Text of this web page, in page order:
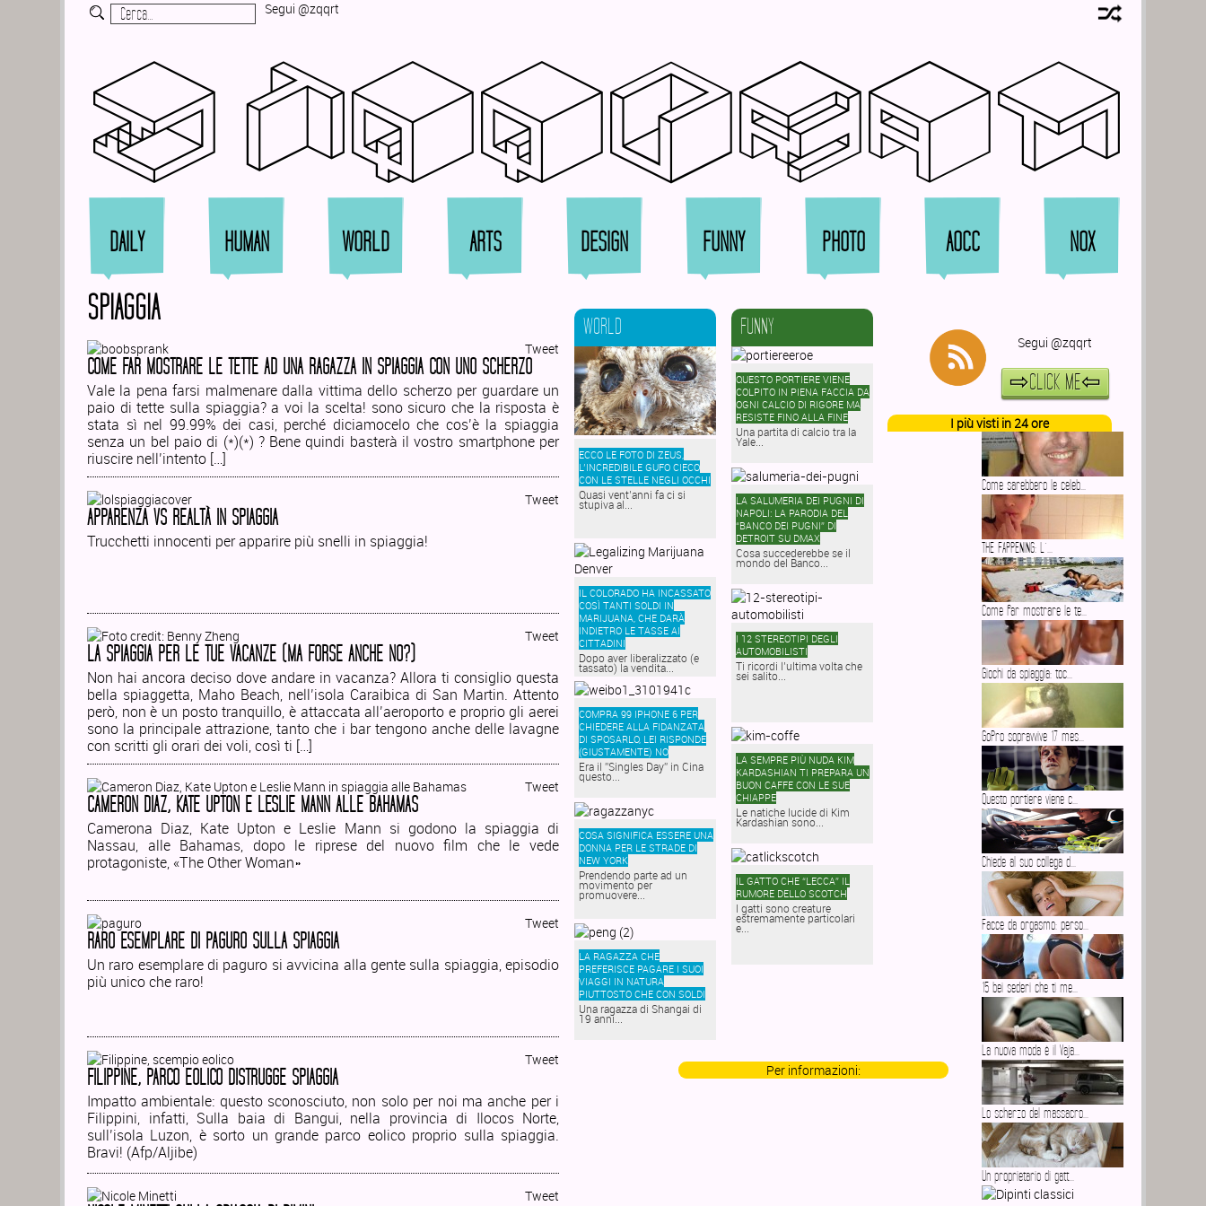
Segui @zqqrt
Ziqqurat
DAILY HUMAN WORLD ARTS DESIGN FUNNY PHOTO AOCC NOX
SPIAGGIA
Tweet
COME FAR MOSTRARE LE TETTE AD UNA RAGAZZA IN SPIAGGIA CON UNO SCHERZO
Vale la pena farsi malmenare dalla vittima dello scherzo per guardare un
paio di tette sulla spiaggia? a voi la scelta! sono sicuro che la risposta è
stata sì nel 99.99% dei casi, perché diciamocelo che cos’è la spiaggia
senza un bel paio di (*)(*) ? Bene quindi basterà il vostro smartphone per
riuscire nell’intento […]
Tweet
APPARENZA VS REALTÀ IN SPIAGGIA
Trucchetti innocenti per apparire più snelli in spiaggia!
Tweet
LA SPIAGGIA PER LE TUE VACANZE (MA FORSE ANCHE NO?)
Non hai ancora deciso dove andare in vacanza? Allora ti consiglio questa
bella spiaggetta, Maho Beach, nell’isola Caraibica di San Martin. Attento
però, non è un posto tranquillo, è attaccata all’aeroporto e proprio gli aerei
sono la principale attrazione, tanto che i bar tengono anche delle lavagne
con scritti gli orari dei voli, così ti […]
Tweet
CAMERON DIAZ, KATE UPTON E LESLIE MANN ALLE BAHAMAS
Camerona Diaz, Kate Upton e Leslie Mann si godono la spiaggia di
Nassau, alle Bahamas, dopo le riprese del nuovo film che le vede
protagoniste, «The Other Woman»
Tweet
RARO ESEMPLARE DI PAGURO SULLA SPIAGGIA
Un raro esemplare di paguro si avvicina alla gente sulla spiaggia, episodio
più unico che raro!
Tweet
FILIPPINE, PARCO EOLICO DISTRUGGE SPIAGGIA
Impatto ambientale: questo sconosciuto, non solo per noi ma anche per i
Filippini, infatti, Sulla baia di Bangui, nella provincia di Ilocos Norte,
sull’isola Luzon, è sorto un grande parco eolico proprio sulla spiaggia.
Bravi! (Afp/Aljibe)
Tweet
Segui @zqqrt
⇨CLICK ME⇦
I più visti in 24 ore
Come sarebbero le celeb...
THE FAPPENING: L’...
Come far mostrare le te...
Giochi da spiaggia: toc...
GoPro sopravvive 17 mes...
Questo portiere viene c...
Chiede al suo collega d...
Facce da orgasmo: perso...
15 bei sederi che ti me...
La nuova moda è il Vaja...
Lo scherzo del massacro...
Un proprietario di gatt...
WORLD
ECCO LE FOTO DI ZEUS,
L’INCREDIBILE GUFO CIECO
CON LE STELLE NEGLI OCCHI
Quasi vent’anni fa ci si
stupiva al...
IL COLORADO HA INCASSATO
COSÌ TANTI SOLDI IN
MARIJUANA, CHE DARÀ
INDIETRO LE TASSE AI
CITTADINI
Dopo aver liberalizzato (e
tassato) la vendita...
COMPRA 99 IPHONE 6 PER
CHIEDERE ALLA FIDANZATA
DI SPOSARLO, LEI RISPONDE
(GIUSTAMENTE) NO
Era il ”Singles Day” in Cina
questo...
COSA SIGNIFICA ESSERE UNA
DONNA PER LE STRADE DI
NEW YORK
Prendendo parte ad un
movimento per
promuovere...
LA RAGAZZA CHE
PREFERISCE PAGARE I SUOI
VIAGGI IN NATURA
PIUTTOSTO CHE CON SOLDI
Una ragazza di Shangai di
19 anni...
FUNNY
QUESTO PORTIERE VIENE
COLPITO IN PIENA FACCIA DA
OGNI CALCIO DI RIGORE MA
RESISTE FINO ALLA FINE
Una partita di calcio tra la
Yale...
LA SALUMERIA DEI PUGNI DI
NAPOLI: LA PARODIA DEL
“BANCO DEI PUGNI” DI
DETROIT SU DMAX
Cosa succederebbe se il
mondo del Banco...
I 12 STEREOTIPI DEGLI
AUTOMOBILISTI
Ti ricordi l’ultima volta che
sei salito...
LA SEMPRE PIÙ NUDA KIM
KARDASHIAN TI PREPARA UN
BUON CAFFE CON LE SUE
CHIAPPE
Le natiche lucide di Kim
Kardashian sono...
IL GATTO CHE “LECCA” IL
RUMORE DELLO SCOTCH
I gatti sono creature
estremamente particolari
e...
Per informazioni: